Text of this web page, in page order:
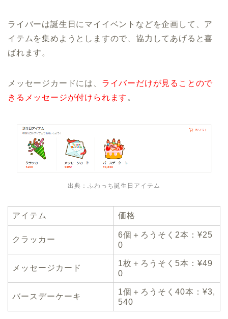
ライバーは誕生日にマイイベントなどを企画して、ア
イテムを集めようとしますので、協力してあげると喜
ばれます。
メッセージカードには、 ライバーだけが見ることので
きるメッセージが付けられます 。
出典：ふわっち誕生日アイテム
アイテム 価格
クラッカー
6個＋ろうそく2本：¥25
0
メッセージカード
1枚＋ろうそく5本：¥49
0
バースデーケーキ
1個＋ろうそく40本：¥3,
540